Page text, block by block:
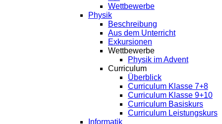
Wettbewerbe
Physik
Beschreibung
Aus dem Unterricht
Exkursionen
Wettbewerbe
Physik im Advent
Curriculum
Überblick
Curriculum Klasse 7+8
Curriculum Klasse 9+10
Curriculum Basiskurs
Curriculum Leistungskurs
Informatik